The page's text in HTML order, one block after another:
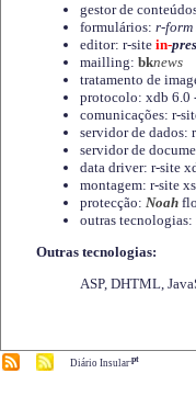
gestor de
formulários: r-form
editor: r-site in-
mailling: bknews
tratamento de
protocolo: xdb 6.0
comunicações: r-
servidor de dados:
servidor de
data driver: r-site
montagem: r-site
protecção: Noah
outras
Outras tecnologias:
ASP, DHTML,
Diário Insular.pt